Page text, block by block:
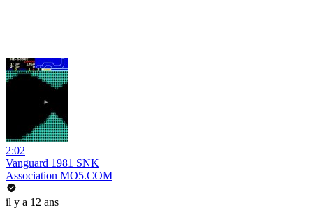
2:02
Vanguard 1981 SNK
Association MO5.COM
il y a 12 ans